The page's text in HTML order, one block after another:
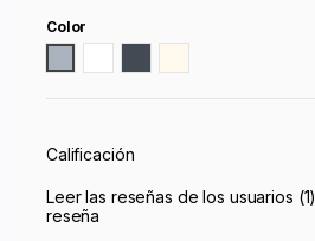
Color
Calificación
Leer las reseñas de los usuarios (1)
reseña